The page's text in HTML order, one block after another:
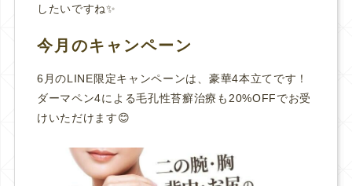
したいですね✨
今月のキャンペーン
6月のLINE限定キャンペーンは、豪華4本立てです！
ダーマペン4による毛孔性苔癬治療も20%OFFでお受
けいただけます😊